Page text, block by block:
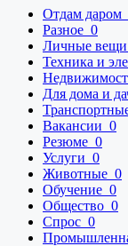
Отдам даром
Разное 0
Личные вещи
Техника и
Для дома и
Вакансии 0
Резюме 0
Услуги 0
Животные 0
Обучение 0
Общество 0
Спрос 0